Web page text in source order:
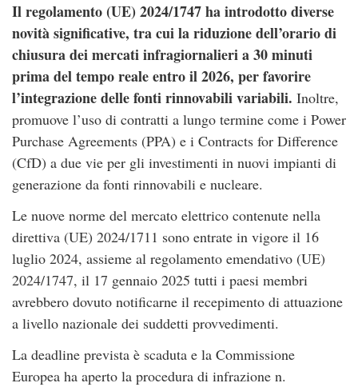
Il regolamento (UE) 2024/1747 ha introdotto diverse
novità significative, tra cui la riduzione dell’orario di
chiusura dei mercati infragiornalieri a 30 minuti
prima del tempo reale entro il 2026, per favorire
l’integrazione delle fonti rinnovabili variabili. Inoltre,
promuove l’uso di contratti a lungo termine come i Power
Purchase Agreements (PPA) e i Contracts for Difference
(CfD) a due vie per gli investimenti in nuovi impianti di
generazione da fonti rinnovabili e nucleare.
Le nuove norme del mercato elettrico contenute nella
direttiva (UE) 2024/1711 sono entrate in vigore il 16
luglio 2024, assieme al regolamento emendativo (UE)
2024/1747, il 17 gennaio 2025 tutti i paesi membri
avrebbero dovuto notificarne il recepimento di attuazione
a livello nazionale dei suddetti provvedimenti.
La deadline prevista è scaduta e la Commissione
Europea ha aperto la procedura di infrazione n.